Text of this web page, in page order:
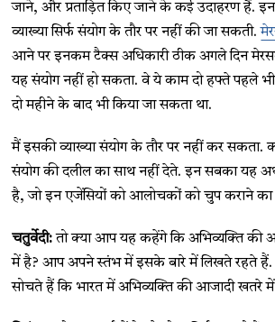
जाने, और प्रताड़ित किए जाने के कई उदाहरण हैं.
व्याख्या सिर्फ संयोग के तौर पर नहीं की जा सकती.
आने पर इनकम टैक्स अधिकारी ठीक अगले दिन
यह संयोग नहीं हो सकता. वे ये काम दो हफ्ते पहले
दो महीने के बाद भी किया जा सकता था.
मैं इसकी व्याख्या संयोग के तौर पर नहीं कर सकता.
संयोग की दलील का साथ नहीं देते. इन सबका यह
है, जो इन एजेंसियों को आलोचकों को चुप कराने का
चतुर्वेदी:तो क्या आप यह कहेंगे कि अभिव्यक्ति की
में है? आप अपने स्तंभ में इसके बारे में लिखते रहते हैं.
सोचते हैं कि भारत में अभिव्यक्ति की आजादी खतरे